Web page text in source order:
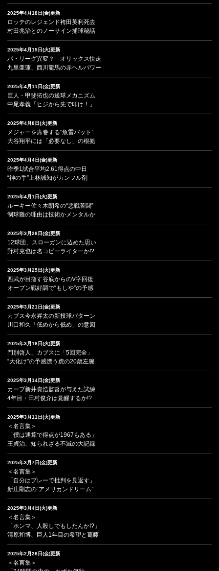
2025年4月18日(金)更新
ロッテのレジェンド袴田英利死去
村田兆治とのノーサイン捕球秘話
2025年4月15日(火)更新
パ・リーグ異変？ オリックス快走
九里亜蓮、西川龍馬の赤ヘルパワー
2025年4月11日(金)更新
巨人・甲斐拓也の送球メカニズム
中尾孝義「ヒジから先で叩け！」
2025年4月8日(火)更新
メジャーを席巻する“魚雷バット”
大谷翔平には「必要なし」の根拠
2025年4月4日(金)更新
昨季1試合平均2.61得点の中日
“神の手”上林誠知がカンフル剤
2025年4月1日(火)更新
ルーキー佐々木朗希の“悪戦苦闘”
制球難の理由は技術かメンタルか
2025年3月28日(金)更新
12球団、スローガンに込めた思い
野村克也は名コピーライターか!?
2025年3月25日(火)更新
西武が目指す谷底からのV字回復
オープン戦好調で“もしや”の予感
2025年3月21日(金)更新
カブス今永昇太の新投球パターン
川口和久「低めから低め」の意図
2025年3月18日(火)更新
門別啓人、カブスに「5回完全」
“大化け”の予感漂う虎の20歳左腕
2025年3月14日(金)更新
カープ新井貴浩監督が与えた試練
4年目・田村俊介は覚醒するか!?
2025年3月11日(火)更新
＜名言集＞
「僕は通算で得点が1967もある」
王貞治、知られざる不滅の大記録
2025年3月7日(金)更新
＜名言集＞
「自分はプレーで批判を見返す」
新庄剛志の“アメリカンドリーム”
2025年3月4日(火)更新
＜名言集＞
「ホンマ、人殺しでもしたんか!?」
清原和博、巨人1年目の希望と葛藤
2025年2月28日(金)更新
＜名言集＞